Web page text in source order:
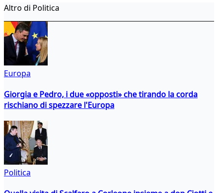
Altro di Politica
Europa
Giorgia e Pedro, i due «opposti» che tirando la corda
rischiano di spezzare l'Europa
Politica